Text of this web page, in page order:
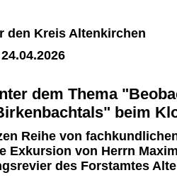
den Kreis Altenkirchen
dem Thema
beim
Reihe von
Exkursion von Herrn
des Forstamtes